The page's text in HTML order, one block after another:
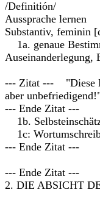
/Definitión/
Aussprache lernen
Substantiv, feminin
1a. genaue
Auseinanderlegung,
--- Zitat --- "Diese
aber
--- Ende Zitat ---
1b.
1c:
--- Ende Zitat ---
--- Ende Zitat ---
2. DIE ABSICHT